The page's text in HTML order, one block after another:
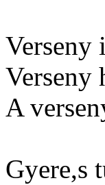
Verseny
Verseny
A
Gyere,s